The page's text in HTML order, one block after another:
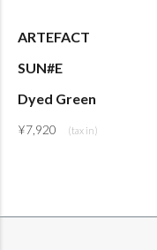
ARTEFACT
SUN#E
Dyed Green
¥7,920